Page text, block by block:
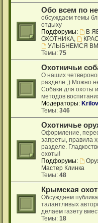
Обо всем по
обсуждаем темы
отдыху
Подфорумы:
В
ОХОТНИКА,
УЛЫБНЕМСЯ
Темы:75
Охотничьи
О наших
разделе ;) Можно
Собаки для охоты
методов
Модераторы: Krilov
Темы:346
Охотничье
Оформление,
запреты, правила
разделе.
охоты!
Подфорумы:
Мастер Клинка
Темы:48
Крымская
Обсуждаем
талантливых
делаем газету
Темы:18